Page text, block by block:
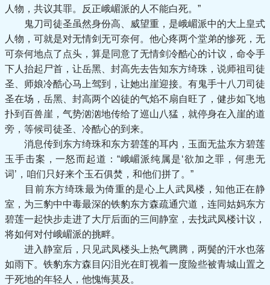
人物，共议其罪。反正峨嵋派的人不能白死。”
鬼刀司徒圣虽然身份高、威望重，是峨嵋派中的大上皇式
人物，可就是对无情剑无可奈何。他心疼两个堂弟的惨死，无
可奈何地点了点头，算是同意了无情剑冷酷心的计议，命令手
下人抬起尸首，让岳黑、封高先去告知东方绮珠，说师祖司徒
圣、师娘冷酷心马上驾到，让她出崖迎接。有鬼手十八刀司徒
圣在场，岳黑、封高两个凶徒的气焰不扇自旺了，健步如飞地
扑到百兽崖，气势汹汹地传给了巡山八猛，就停身在入崖的道
旁，等候司徒圣、冷酷心的到来。
消息传到东方绮珠和东方碧莲的耳内，玉面无盐东方碧莲
玉手击案，一怒而起道：“峨嵋派纯属是‘欲加之罪，何患无
词’，咱们只好来个玉石俱焚，和他们拼了。”
目前东方绮珠最为倚重的是心上人武凤楼，知他正在静
室，为三豹中中毒最深的铁豹东方森疏通穴道，连同姑妈东方
碧莲一起快步走进了大厅后面的三间静室，去找武凤楼计议，
将如何对付峨嵋派的挑畔。
进入静室后，只见武凤楼头上热气腾腾，两鬓的汗水也落
如雨下。铁豹东方森目闪泪光在盯视着一度险些被青城山置之
于死地的年轻人，他愧悔莫及。